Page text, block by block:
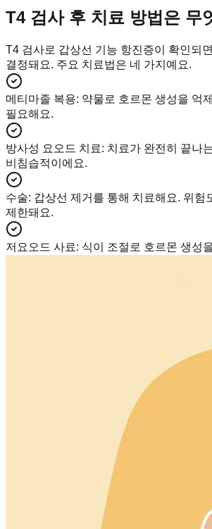
T4 검사 후 치료 방법은 무
T4 검사로 갑상선 기능 항진증이 확인되
결정돼요. 주요 치료법은 네 가지예요.
메티마졸 복용: 약물로 호르몬 생성을 억
필요해요.
방사성 요오드 치료: 치료가 완전히 끝나
비침습적이에요.
수술: 갑상선 제거를 통해 치료해요. 위험
제한돼요.
저요오드 사료: 식이 조절로 호르몬 생성